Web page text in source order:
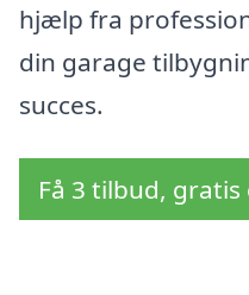
hjælp fra
din garage
succes.
Få 3 tilbud,